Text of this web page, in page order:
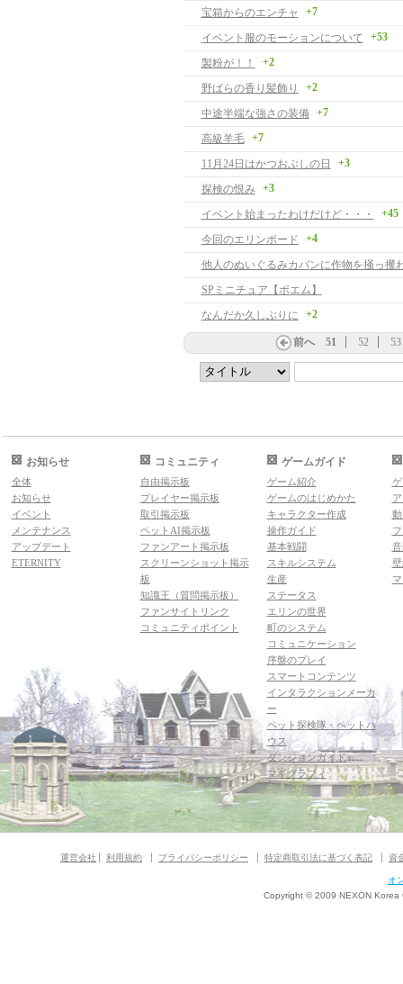
宝箱からのエンチャ +7
イベント服のモーションについて +53
製粉が！！ +2
野ばらの香り髪飾り +2
中途半端な強さの装備 +7
高級羊毛 +7
11月24日はかつおぶしの日 +3
探検の恨み +3
イベント始まったわけだけど・・・ +45
今回のエリンボード +4
他人のぬいぐるみカバンに作物を掻っ攫
SPミニチュア【ポエム】
なんだか久しぶりに
+2
前へ 51 52 53
お知らせ
全体
お知らせ
イベント
メンテナンス
アップデート
ETERNITY
コミュニティ
自由掲示板
プレイヤー掲示板
取引掲示板
ペットAI掲示板
ファンアート掲示板
スクリーンショット掲示
板
知識王（質問掲示板）
ファンサイトリンク
コミュニティポイント
ゲームガイド
ゲーム紹介
ゲームのはじめかた
キャラクター作成
操作ガイド
基本戦闘
スキルシステム
生産
ステータス
エリンの世界
町のシステム
コミュニケーション
序盤のプレイ
スマートコンテンツ
インタラクションメーカ
ー
ペット探検隊・ペットハ
ウス
ダンジョンガイド
マギグラフィ
運営会社 利用規約 プライバシーポリシー 特定商取引法に基づく表記 資
オ
Copyright © 2009 NEXON Korea